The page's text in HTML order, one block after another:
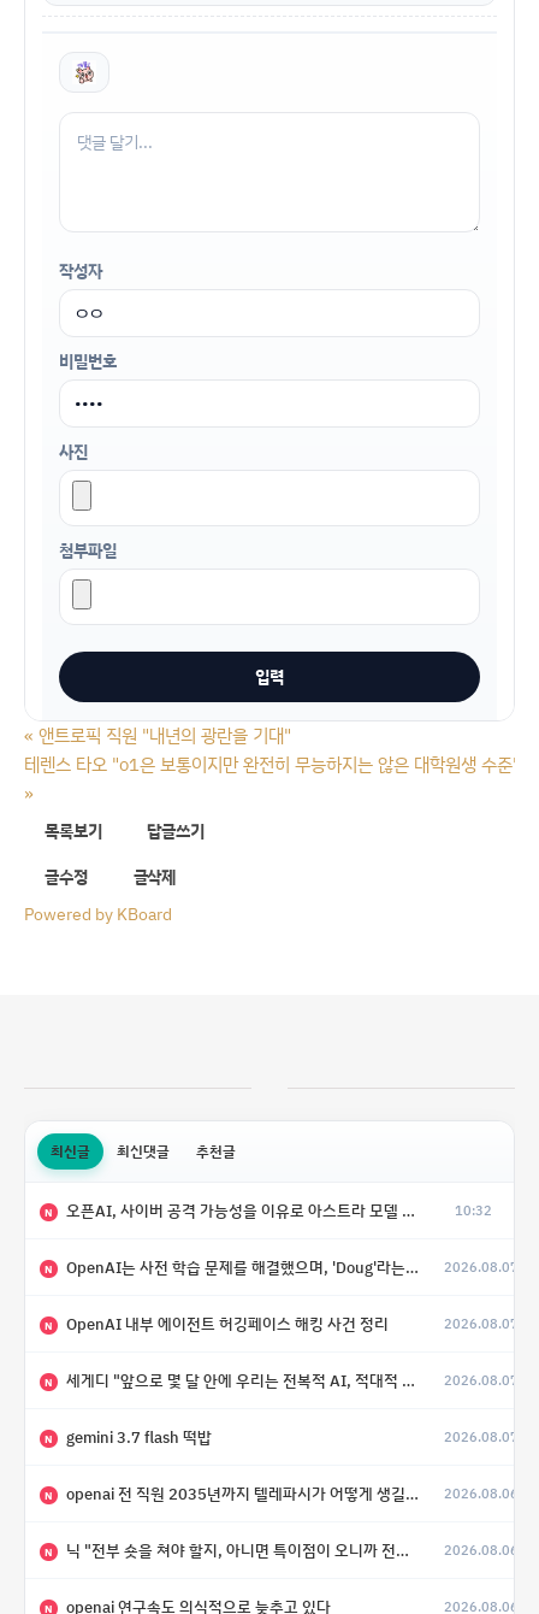
작성자
비밀번호
사진
첨부파일
« 앤트로픽 직원 "내년의 광란을 기대"
테렌스 타오 "o1은 보통이지만 완전히 무능하지는 않은 대학원생 수준"
»
목록보기
답글쓰기
글수정
글삭제
Powered by KBoard
최신글 최신댓글 추천글
N 오픈AI, 사이버 공격 가능성을 이유로 아스트라 모델 출시 연기 10:32
N OpenAI는 사전 학습 문제를 해결했으며, 'Doug'라는 코드명을 가진 훨씬 더 큰 모델을 활발히 개발 중 2026.08.07
N OpenAI 내부 에이전트 허깅페이스 해킹 사건 정리 2026.08.07
N 세게디 "앞으로 몇 달 안에 우리는 전복적 AI, 적대적 AI 둘 다 보게 될 것" 2026.08.07
N gemini 3.7 flash 떡밥 2026.08.07
N openai 전 직원 2035년까지 텔레파시가 어떻게 생길 수 있는지 2026.08.06
N 닉 "전부 숏을 쳐야 할지, 아니면 특이점이 오니까 전부 롱을 쳐야 할지 모르겠다.” 2026.08.06
N openai 연구속도 의식적으로 늦추고 있다 2026.08.06